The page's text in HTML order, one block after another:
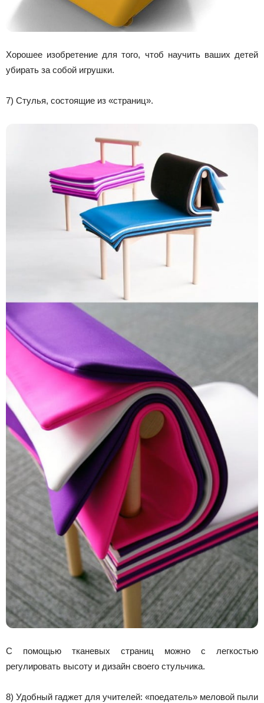
Хорошее изобретение для того, чтоб научить ваших детей
убирать за собой игрушки.
7) Стулья, состоящие из «страниц».
С помощью тканевых страниц можно с легкостью
регулировать высоту и дизайн своего стульчика.
8) Удобный гаджет для учителей: «поедатель» меловой пыли